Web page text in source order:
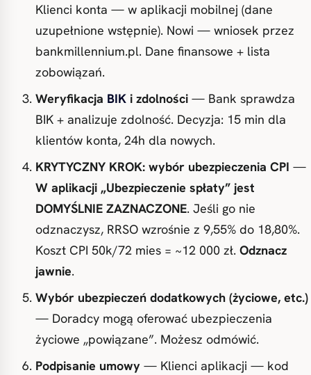
Klienci konta — w aplikacji mobilnej (dane
uzupełnione wstępnie). Nowi — wniosek przez
bankmillennium.pl. Dane finansowe + lista
zobowiązań.
Weryfikacja BIK i zdolności — Bank sprawdza
BIK + analizuje zdolność. Decyzja: 15 min dla
klientów konta, 24h dla nowych.
KRYTYCZNY KROK: wybór ubezpieczenia CPI —
W aplikacji „Ubezpieczenie spłaty” jest
DOMYŚLNIE ZAZNACZONE. Jeśli go nie
odznaczysz, RRSO wzrośnie z 9,55% do 18,80%.
Koszt CPI 50k/72 mies = ~12 000 zł. Odznacz
jawnie.
Wybór ubezpieczeń dodatkowych (życiowe, etc.)
— Doradcy mogą oferować ubezpieczenia
życiowe „powiązane”. Możesz odmówić.
Podpisanie umowy — Klienci aplikacji — kod